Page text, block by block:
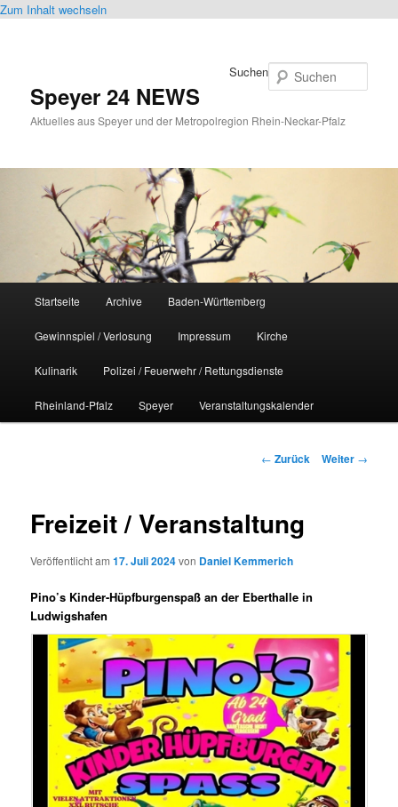
Zum Inhalt wechseln
Speyer 24 NEWS
Aktuelles aus Speyer und der Metropolregion Rhein-Neckar-Pfalz
Suchen
Startseite Archive Baden-Württemberg
Gewinnspiel / Verlosung Impressum Kirche
Kulinarik Polizei / Feuerwehr / Rettungsdienste
Rheinland-Pfalz Speyer Veranstaltungskalender
Beitrags-
← Zurück Weiter →
Freizeit / Veranstaltung
Veröffentlicht am17. Juli 2024von Daniel Kemmerich
Pino’s Kinder-Hüpfburgenspaß an der Eberthalle in
Ludwigshafen